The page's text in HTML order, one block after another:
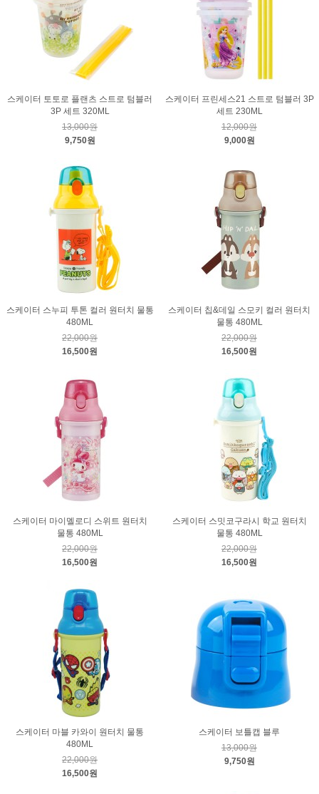
스케이터 토토로 플랜츠 스트로 텀블러
3P 세트 320ML
13,000원
9,750원
스케이터 프린세스21 스트로 텀블러 3P
세트 230ML
12,000원
9,000원
스케이터 스누피 투톤 컬러 원터치 물통
480ML
22,000원
16,500원
스케이터 칩&데일 스모키 컬러 원터치
물통 480ML
22,000원
16,500원
스케이터 마이멜로디 스위트 원터치
물통 480ML
22,000원
16,500원
스케이터 스밋코구라시 학교 원터치
물통 480ML
22,000원
16,500원
스케이터 마블 카와이 원터치 물통
480ML
22,000원
16,500원
스케이터 보틀캡 블루
13,000원
9,750원